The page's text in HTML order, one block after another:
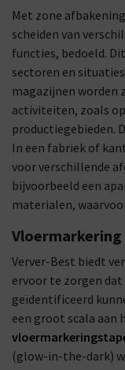
Met zone
scheiden van
functies, bedoeld.
sectoren en
magazijnen worden
activiteiten, zoals
productiegebieden.
In een fabriek of
voor verschillende
bijvoorbeeld een
materialen,
Verver-Best biedt
ervoor te zorgen
geïdentificeerd
een groot scala aan
(glow-in-the-dark)